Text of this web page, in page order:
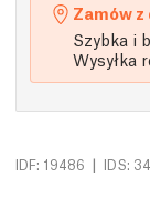
Zamów z
Szybka i
Wysyłka
IDF: 19486 | IDS: